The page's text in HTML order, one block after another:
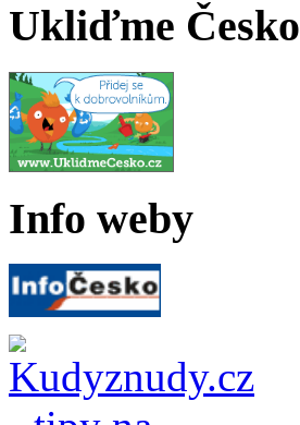
Ukliďme Česko
Info weby